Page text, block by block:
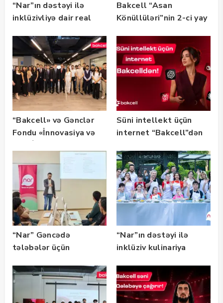
“Nar”ın dəstəyi ilə
inklüzivliyə dair real
təqdim edilir
Bakcell “Asan
Könüllüləri”nin 2-ci yay
olub — FOTO
“Bakcell» və Gənclər
Fondu «İnnovasiya və
təqaüd proqramının
qalibləri ilə görüş
keçirib
Süni intellekt üçün
internet “Bakcell”dən
“Nar” Gəncədə
tələbələr üçün
təlimləri təşkil edib
“Nar”ın dəstəyi ilə
inklüziv kulinariya
keçirilib — Fotolar